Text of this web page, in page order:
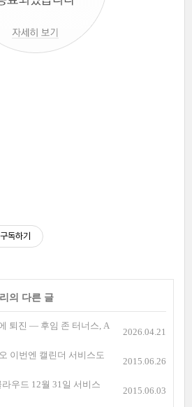
구독하기
의 다른 글
퇴진 — 후임 존 터너스, A
2026.04.21
이번엔 캘린더 서비스도
2015.06.26
우드 12월 31일 서비스
2015.06.03